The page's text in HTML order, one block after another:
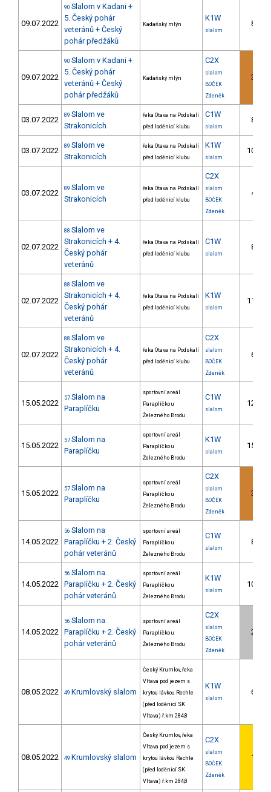
09.07.2022
90 Slalom v Kadani +
5. Český pohár
veteránů + Český
pohár předžáků
Kadaňský mlýn
K1W
slalom
8.
09.07.2022
90 Slalom v Kadani +
5. Český pohár
veteránů + Český
pohár předžáků
Kadaňský mlýn
C2X
slalom
BOČEK
Zdeněk
3.
03.07.2022 89 Slalom ve
Strakonicích
řeka Otava na Podskalí
před loděnicí klubu
C1W
slalom
8.
03.07.2022 89 Slalom ve
Strakonicích
řeka Otava na Podskalí
před loděnicí klubu
K1W
slalom
10.
03.07.2022 89 Slalom ve
Strakonicích
řeka Otava na Podskalí
před loděnicí klubu
C2X
slalom
BOČEK
Zdeněk
4.
02.07.2022
88 Slalom ve
Strakonicích + 4.
Český pohár
veteránů
řeka Otava na Podskalí
před loděnicí klubu
C1W
slalom
8.
02.07.2022
88 Slalom ve
Strakonicích + 4.
Český pohár
veteránů
řeka Otava na Podskalí
před loděnicí klubu
K1W
slalom
11.
02.07.2022
88 Slalom ve
Strakonicích + 4.
Český pohár
veteránů
řeka Otava na Podskalí
před loděnicí klubu
C2X
slalom
BOČEK
Zdeněk
6.
15.05.2022
57 Slalom na
Paraplíčku
sportovní areál
Paraplíčko u
Železného Brodu
C1W
slalom
12.
15.05.2022
57 Slalom na
Paraplíčku
sportovní areál
Paraplíčko u
Železného Brodu
K1W
slalom
15.
15.05.2022 57 Slalom na
Paraplíčku
sportovní areál
Paraplíčko u
Železného Brodu
C2X
slalom
BOČEK
Zdeněk
3.
14.05.2022
56 Slalom na
Paraplíčku + 2. Český
pohár veteránů
sportovní areál
Paraplíčko u
Železného Brodu
C1W
slalom
8.
14.05.2022
56 Slalom na
Paraplíčku + 2. Český
pohár veteránů
sportovní areál
Paraplíčko u
Železného Brodu
K1W
slalom
10.
14.05.2022
56 Slalom na
Paraplíčku + 2. Český
pohár veteránů
sportovní areál
Paraplíčko u
Železného Brodu
C2X
slalom
BOČEK
Zdeněk
2.
08.05.2022 49 Krumlovský slalom
Český Krumlov, řeka
Vltava pod jezem s
krytou lávkou Rechle
(před loděnicí SK
Vltava) ř.km 284,8
K1W
slalom
6.
08.05.2022 49 Krumlovský slalom
Český Krumlov, řeka
Vltava pod jezem s
krytou lávkou Rechle
(před loděnicí SK
Vltava) ř.km 284,8
C2X
slalom
BOČEK
Zdeněk
1.